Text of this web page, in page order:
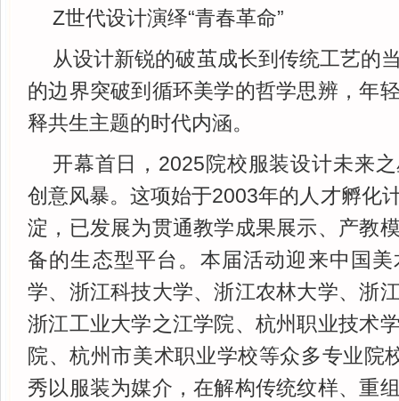
Z世代设计演绎“青春革命”
从设计新锐的破茧成长到传统工艺的
的边界突破到循环美学的哲学思辨，年
释共生主题的时代内涵。
开幕首日，2025院校服装设计未来
创意风暴。这项始于2003年的人才孵化
淀，已发展为贯通教学成果展示、产教
备的生态型平台。本届活动迎来中国
学、浙江科技大学、浙江农林大学、浙
浙江工业大学之江学院、杭州职业技术
院、杭州市美术职业学校等众多专业院
秀以服装为媒介，在解构传统纹样、重